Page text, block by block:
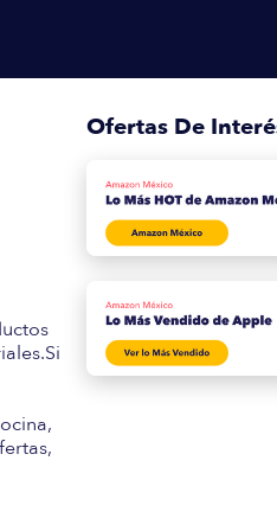
Ofertas De